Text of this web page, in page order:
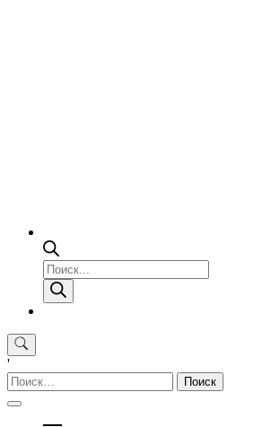
Поиск
товаров
'
Найти: